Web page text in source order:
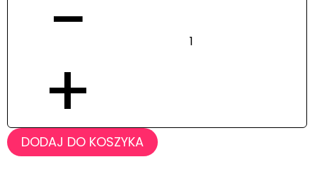
+
DODAJ DO KOSZYKA